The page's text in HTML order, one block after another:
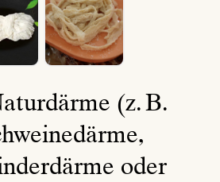
(z. B.
oder